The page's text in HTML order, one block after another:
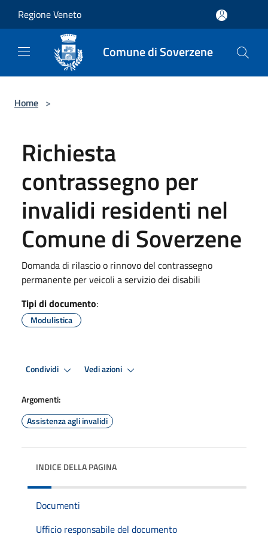
Regione Veneto
Comune di Soverzene
Home >
Richiesta
contrassegno per
invalidi residenti nel
Comune di Soverzene
Domanda di rilascio o rinnovo del contrassegno
permanente per veicoli a servizio dei disabili
Tipi di documento:
Modulistica
Condividi Vedi azioni
Argomenti:
Assistenza agli invalidi
INDICE DELLA PAGINA
Documenti
Ufficio responsabile del documento